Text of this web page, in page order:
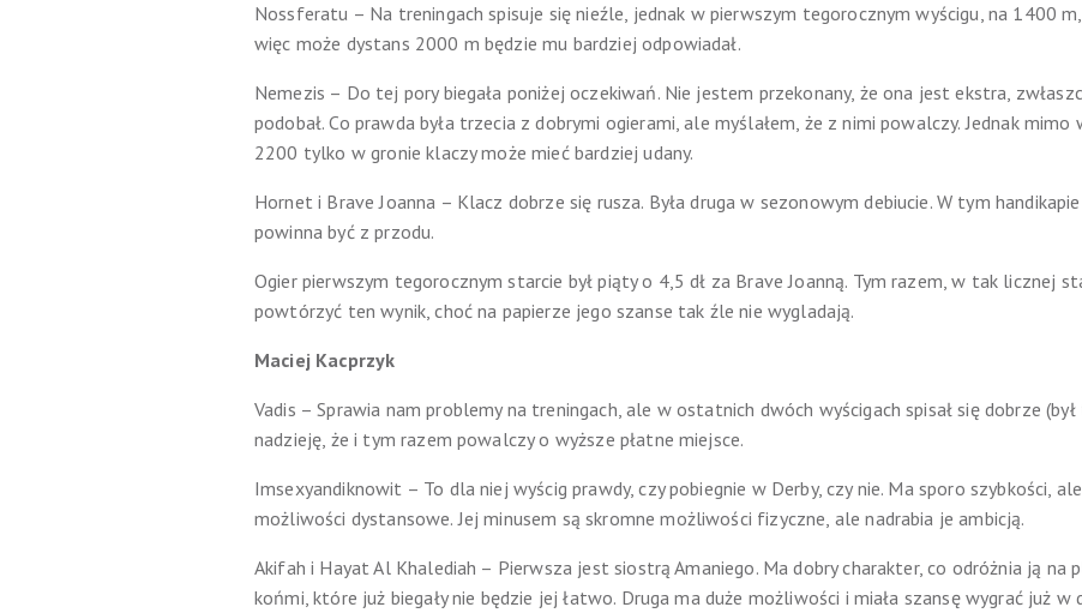
Nossferatu – Na treningach spisuje się nieźle, jednak w pierwszym tegorocznym wyścigu, na 1400
więc może dystans 2000 m będzie mu bardziej odpowiadał.
Nemezis – Do tej pory biegała poniżej oczekiwań. Nie jestem przekonany, że ona jest ekstra,
podobał. Co prawda była trzecia z dobrymi ogierami, ale myślałem, że z nimi powalczy. Jednak
2200 tylko w gronie klaczy może mieć bardziej udany.
Hornet i Brave Joanna – Klacz dobrze się rusza. Była druga w sezonowym debiucie. W tym
powinna być z przodu.
Ogier pierwszym tegorocznym starcie był piąty o 4,5 dł za Brave Joanną. Tym razem, w tak licznej
powtórzyć ten wynik, choć na papierze jego szanse tak źle nie wygladają.
Maciej Kacprzyk
Vadis – Sprawia nam problemy na treningach, ale w ostatnich dwóch wyścigach spisał się dobrze
nadzieję, że i tym razem powalczy o wyższe płatne miejsce.
Imsexyandiknowit – To dla niej wyścig prawdy, czy pobiegnie w Derby, czy nie. Ma sporo szybkości,
możliwości dystansowe. Jej minusem są skromne możliwości fizyczne, ale nadrabia je ambicją.
Akifah i Hayat Al Khalediah – Pierwsza jest siostrą Amaniego. Ma dobry charakter, co odróżnia ją na
końmi, które już biegały nie będzie jej łatwo. Druga ma duże możliwości i miała szansę wygrać już w